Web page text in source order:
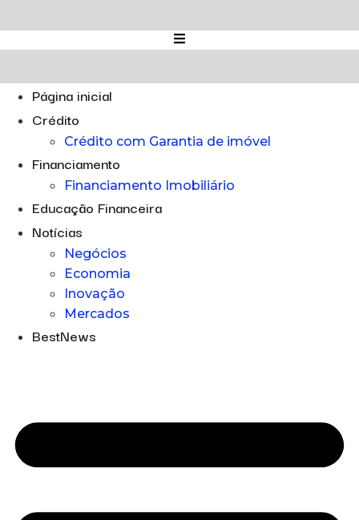
para
o
Página inicial
Crédito
Crédito com Garantia de imóvel
Financiamento
Financiamento Imobiliário
Educação Financeira
Notícias
Negócios
Economia
Inovação
Mercados
BestNews